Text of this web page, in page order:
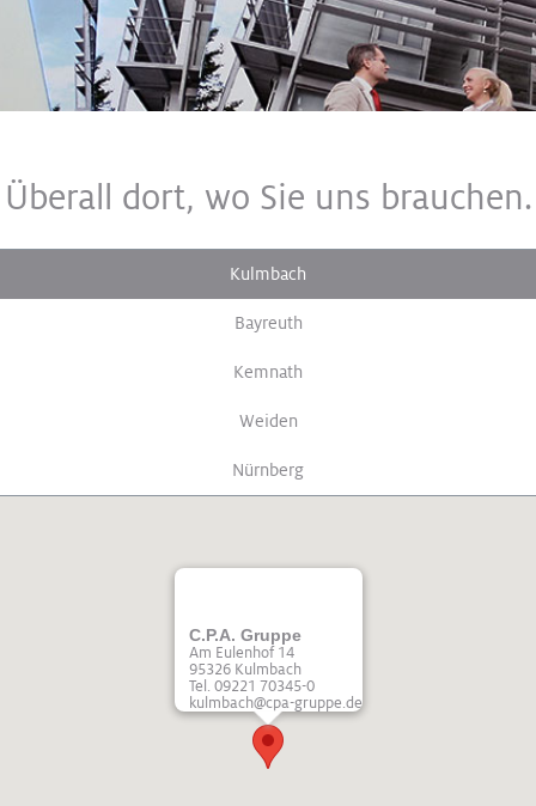
Überall dort, wo Sie uns brauchen.
Kulmbach
Bayreuth
Kemnath
Weiden
Nürnberg
C.P.A. Gruppe
Am Eulenhof 14
95326 Kulmbach
Tel. 09221 70345-0
kulmbach@cpa-gruppe.de